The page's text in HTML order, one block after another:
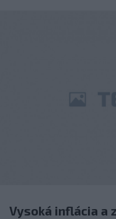
Vysoká inflácia a